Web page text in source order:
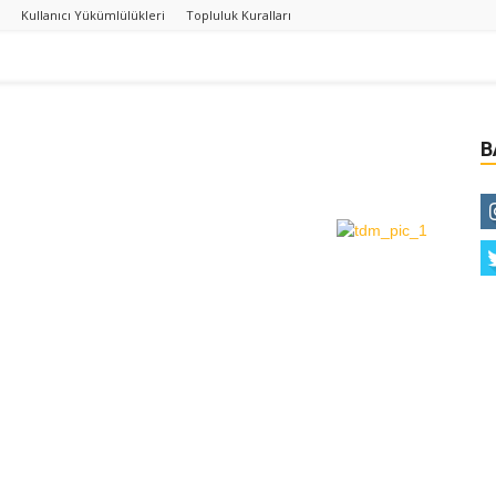
Kullanıcı Yükümlülükleri Topluluk Kuralları